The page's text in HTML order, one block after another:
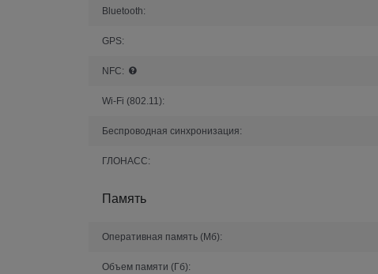
Bluetooth:
GPS:
NFC:
Wi-Fi (802.11):
Беспроводная синхронизация:
ГЛОНАСС:
Память
Оперативная память (Мб):
Объем памяти (Гб):